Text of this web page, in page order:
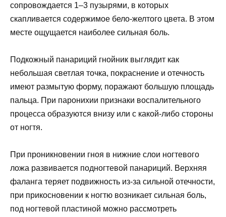
сопровождается 1–3 пузырями, в которых
скапливается содержимое бело-желтого цвета. В этом
месте ощущается наиболее сильная боль.
Подкожный панариций гнойник выглядит как
небольшая светлая точка, покраснение и отечность
имеют размытую форму, поражают большую площадь
пальца. При паронихии признаки воспалительного
процесса образуются внизу или с какой-либо стороны
от ногтя.
При проникновении гноя в нижние слои ногтевого
ложа развивается подногтевой панариций. Верхняя
фаланга теряет подвижность из-за сильной отечности,
при прикосновении к ногтю возникает сильная боль,
под ногтевой пластиной можно рассмотреть